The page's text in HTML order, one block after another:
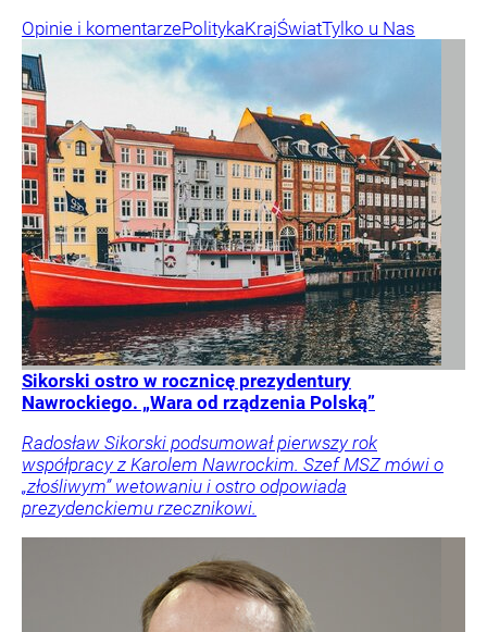
Opinie i komentarzePolitykaKrajŚwiatTylko u Nas
Sikorski ostro w rocznicę prezydentury
Nawrockiego. „Wara od rządzenia Polską”
Radosław Sikorski podsumował pierwszy rok
współpracy z Karolem Nawrockim. Szef MSZ mówi o
„złośliwym” wetowaniu i ostro odpowiada
prezydenckiemu rzecznikowi.